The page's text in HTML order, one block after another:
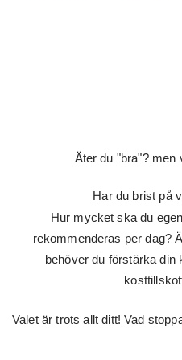
Äter du "bra"? men
Har du brist på
Hur mycket ska du
rekommenderas per dag?
behöver du förstärkadin
Valet är trots allt ditt! Vad